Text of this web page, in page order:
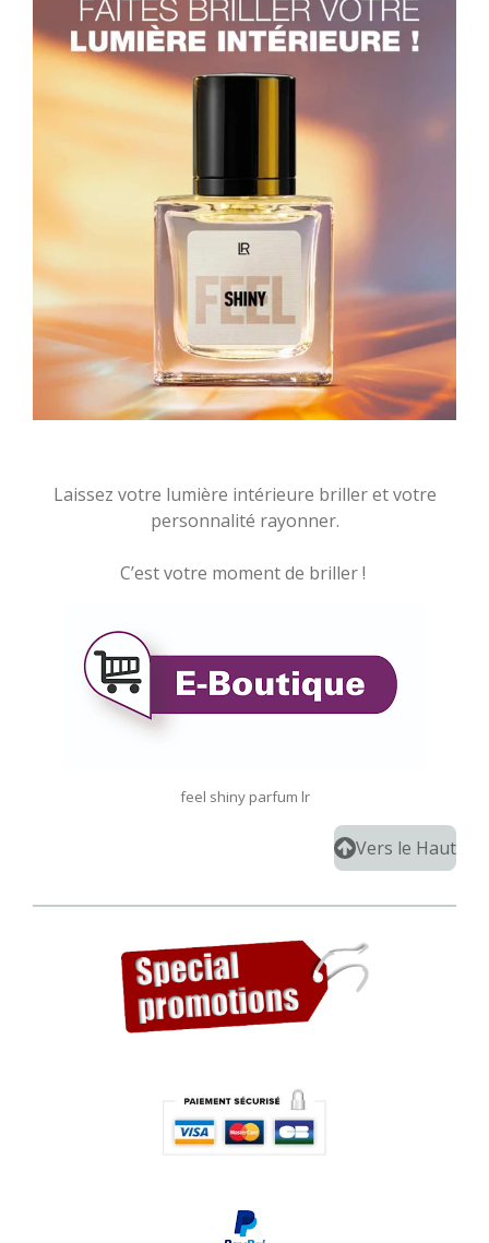
Laissez votre lumière intérieure briller et votre
personnalité rayonner.
C’est votre moment de briller !
feel shiny parfum lr
Vers le Haut